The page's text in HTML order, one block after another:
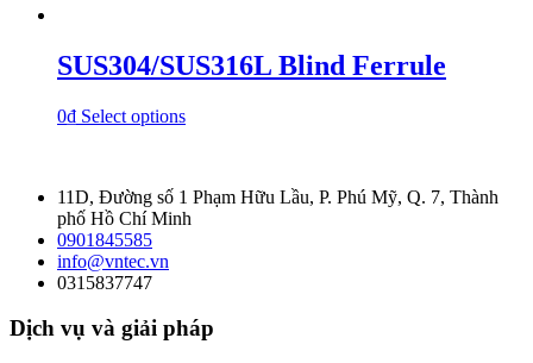
SUS304/SUS316L Blind Ferrule
0₫ Select options
11D, Đường số 1 Phạm Hữu Lầu, P. Phú Mỹ, Q. 7, Thành
phố Hồ Chí Minh
0901845585
info@vntec.vn
0315837747
Dịch vụ và giải pháp